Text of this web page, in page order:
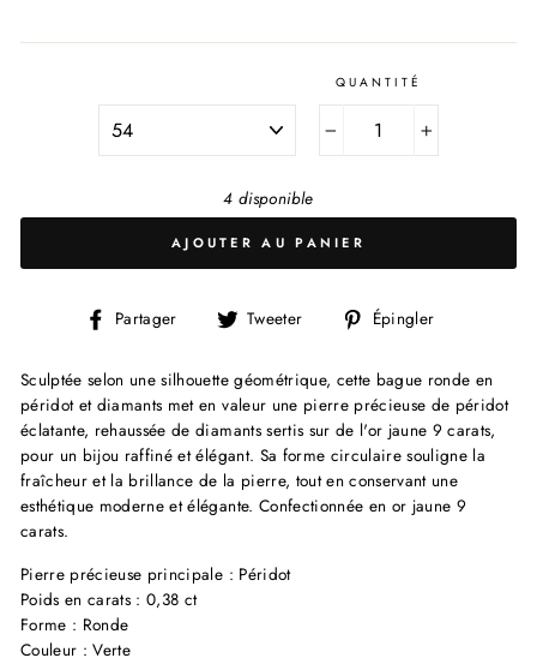
QUANTITÉ
+
4 disponible
AJOUTER AU PANIER
Partager
Partager
Facebook
Tweeter
TweeterÉpingler
Pinterest
Sculptée selon une silhouette géométrique, cette bague ronde en
péridot et diamants met en valeur une pierre précieuse de péridot
éclatante, rehaussée de diamants sertis sur de l'or jaune 9 carats,
pour un bijou raffiné et élégant. Sa forme circulaire souligne la
fraîcheur et la brillance de la pierre, tout en conservant une
esthétique moderne et élégante. Confectionnée en or jaune 9
carats.
Pierre précieuse principale : Péridot
Poids en carats : 0,38 ct
Forme : Ronde
Couleur : Verte